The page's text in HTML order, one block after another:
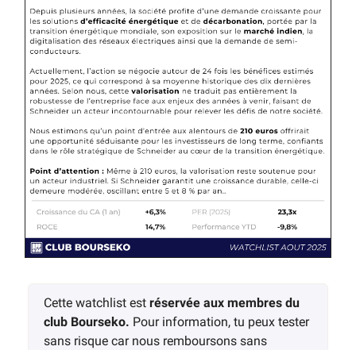
Cette watchlist est réservée aux membres du
club Bourseko. Pour information, tu peux tester
sans risque car nous remboursons sans